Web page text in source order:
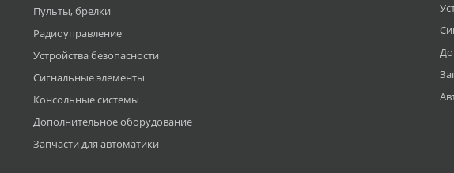
Пульты, брелки
Радиоуправление
Устройства безопасности
Сигнальные элементы
Консольные системы
Дополнительное оборудование
Запчасти для автоматики